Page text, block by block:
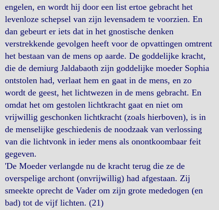
engelen, en wordt hij door een list ertoe gebracht het
levenloze schepsel van zijn levensadem te voorzien. En
dan gebeurt er iets dat in het gnostische denken
verstrekkende gevolgen heeft voor de opvattingen omtrent
het bestaan van de mens op aarde. De goddelijke kracht,
die de demiurg Jaldabaoth zijn goddelijke moeder Sophia
ontstolen had, verlaat hem en gaat in de mens, en zo
wordt de geest, het lichtwezen in de mens gebracht. En
omdat het om gestolen lichtkracht gaat en niet om
vrijwillig geschonken lichtkracht (zoals hierboven), is in
de menselijke geschiedenis de noodzaak van verlossing
van die lichtvonk in ieder mens als onontkoombaar feit
gegeven.
'De Moeder verlangde nu de kracht terug die ze de
overspelige archont (onvrijwillig) had afgestaan. Zij
smeekte oprecht de Vader om zijn grote mededogen (en
bad) tot de vijf lichten. (21)